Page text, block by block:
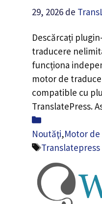
29, 2026 de
Descărcați
traducere
funcționa
motor de
compatible cu
TranslatePress.
Categorii
Noutăţi,Motor
Etichete
Translatepress